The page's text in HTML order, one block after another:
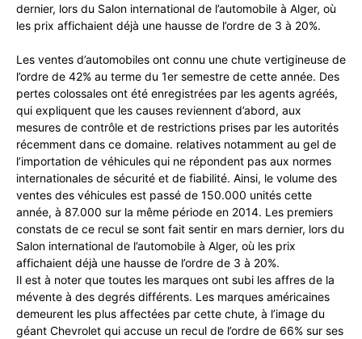
dernier, lors du Salon international de l’automobile à Alger, où
les prix affichaient déjà une hausse de l’ordre de 3 à 20%.
Les ventes d’automobiles ont connu une chute vertigineuse de
l’ordre de 42% au terme du 1er semestre de cette année. Des
pertes colossales ont été enregistrées par les agents agréés,
qui expliquent que les causes reviennent d’abord, aux
mesures de contrôle et de restrictions prises par les autorités
récemment dans ce domaine. relatives notamment au gel de
l’importation de véhicules qui ne répondent pas aux normes
internationales de sécurité et de fiabilité. Ainsi, le volume des
ventes des véhicules est passé de 150.000 unités cette
année, à 87.000 sur la même période en 2014. Les premiers
constats de ce recul se sont fait sentir en mars dernier, lors du
Salon international de l’automobile à Alger, où les prix
affichaient déjà une hausse de l’ordre de 3 à 20%.
Il est à noter que toutes les marques ont subi les affres de la
mévente à des degrés différents. Les marques américaines
demeurent les plus affectées par cette chute, à l’image du
géant Chevrolet qui accuse un recul de l’ordre de 66% sur ses